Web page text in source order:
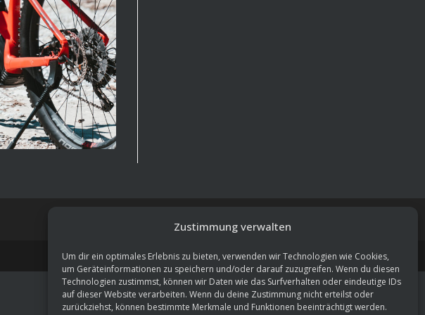
Zustimmung verwalten
Um dir ein optimales Erlebnis zu bieten, verwenden wir Technologien wie Cookies,
um Geräteinformationen zu speichern und/oder darauf zuzugreifen. Wenn du diesen
Technologien zustimmst, können wir Daten wie das Surfverhalten oder eindeutige IDs
auf dieser Website verarbeiten. Wenn du deine Zustimmung nicht erteilst oder
zurückziehst, können bestimmte Merkmale und Funktionen beeinträchtigt werden.
Impressum Datenschutz Cookie-Richtlinie (EU)